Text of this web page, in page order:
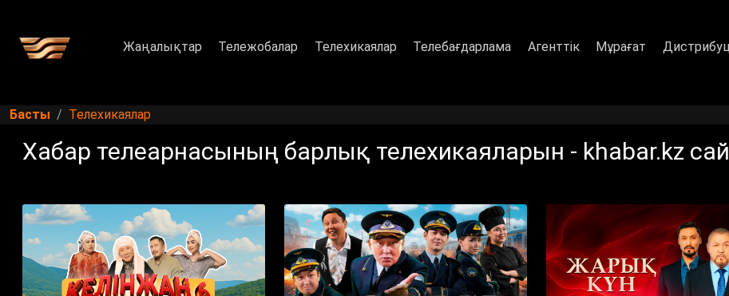
Жаңалықтар Тележобалар Телехикаялар Телебағдарлама Агенттік Мұрағат
Басты Телехикаялар
Хабар телеарнасының барлық телехикаяларын - khabar.kz